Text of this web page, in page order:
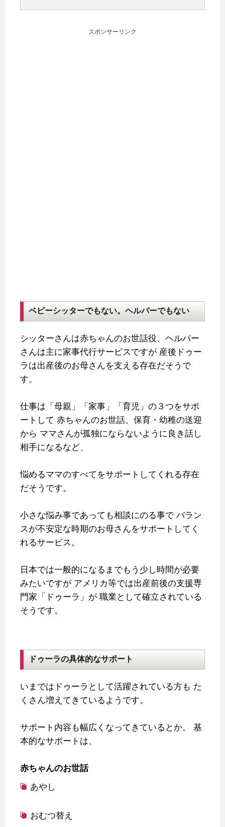
スポンサーリンク
ベビーシッターでもない。ヘルパーでもない
シッターさんは赤ちゃんのお世話役、ヘルパー
さんは主に家事代行サービスですが 産後ドゥー
ラは出産後のお母さんを支える存在だそうで
す。
仕事は「母親」「家事」「育児」の３つをサポ
ートして 赤ちゃんのお世話、保育・幼稚の送迎
から ママさんが孤独にならないように良き話し
相手になるなど、
悩めるママのすべてをサポートしてくれる存在
だそうです。
小さな悩み事であっても相談にのる事でバラン
スが不安定な時期のお母さんをサポートしてく
れるサービス。
日本では一般的になるまでもう少し時間が必要
みたいですが アメリカ等では出産前後の支援専
門家「ドゥーラ」が 職業として確立されている
そうです。
ドゥーラの具体的なサポート
いまではドゥーラとして活躍されている方も た
くさん増えてきているようです。
サポート内容も幅広くなってきているとか。
基
本的なサポートは、
赤ちゃんのお世話
あやし
おむつ替え